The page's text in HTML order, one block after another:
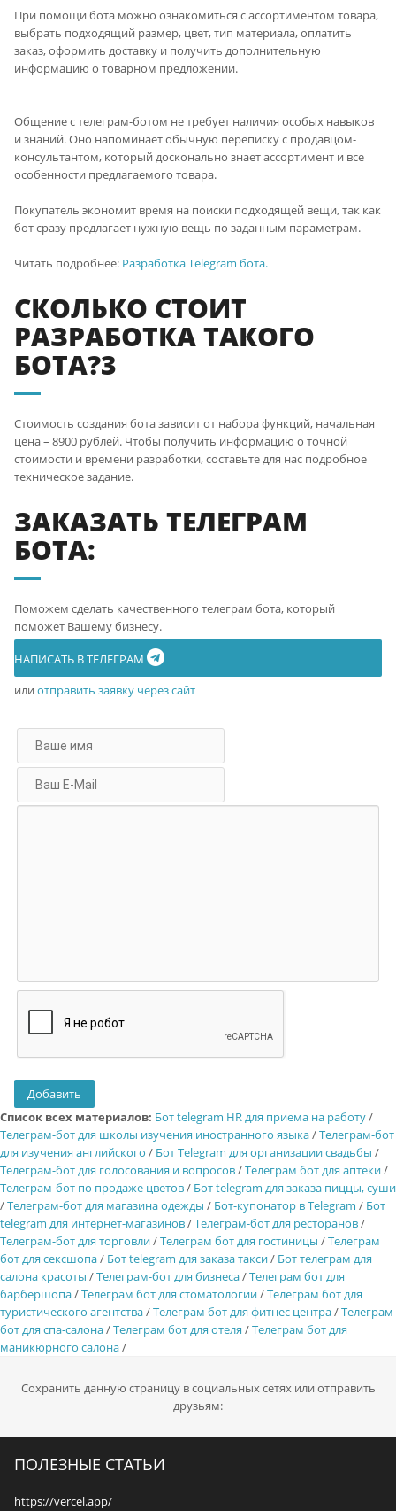
При помощи бота можно ознакомиться с ассортиментом товара,
выбрать подходящий размер, цвет, тип материала, оплатить
заказ, оформить доставку и получить дополнительную
информацию о товарном предложении.
Общение с телеграм-ботом не требует наличия особых навыков
и знаний. Оно напоминает обычную переписку с продавцом-
консультантом, который досконально знает ассортимент и все
особенности предлагаемого товара.
Покупатель экономит время на поиски подходящей вещи, так как
бот сразу предлагает нужную вещь по заданным параметрам.
Читать подробнее: Разработка Telegram бота.
СКОЛЬКО СТОИТ
РАЗРАБОТКА ТАКОГО
БОТА?3
Стоимость создания бота зависит от набора функций, начальная
цена – 8900рублей. Чтобы получить информацию о точной
стоимости и времени разработки, составьте для нас подробное
техническое задание.
ЗАКАЗАТЬ ТЕЛЕГРАМ
БОТА:
Поможем сделать качественного телеграм бота, который
поможет Вашему бизнесу.
НАПИСАТЬ В ТЕЛЕГРАМ
или отправить заявку через сайт
Список всех материалов: Бот telegram HR для приема на работу/
Телеграм-бот для школы изучения иностранного языка/Телеграм-бот
для изучения английского / Бот Telegram для организации свадьбы /
Телеграм-бот для голосования и вопросов/Телеграм бот для аптеки/
Телеграм-бот по продаже цветов/ Бот telegram для заказа пиццы, суши
/Телеграм-бот для магазина одежды / Бот-купонатор в Telegram / Бот
telegram для интернет-магазинов/Телеграм-бот для ресторанов/
Телеграм-бот для торговли/Телеграм бот для гостиницы /Телеграм
бот для сексшопа/ Бот telegram для заказа такси/ Бот телеграм для
салона красоты /Телеграм-бот для бизнеса/Телеграм бот для
барбершопа/Телеграм бот для стоматологии/Телеграм бот для
туристического агентства/Телеграм бот для фитнес центра/Телеграм
бот для спа-салона/Телеграм бот для отеля /Телеграм бот для
маникюрного салона/
Сохранить данную страницу в социальных сетях или отправить
друзьям:
ПОЛЕЗНЫЕ СТАТЬИ
https://vercel.app/